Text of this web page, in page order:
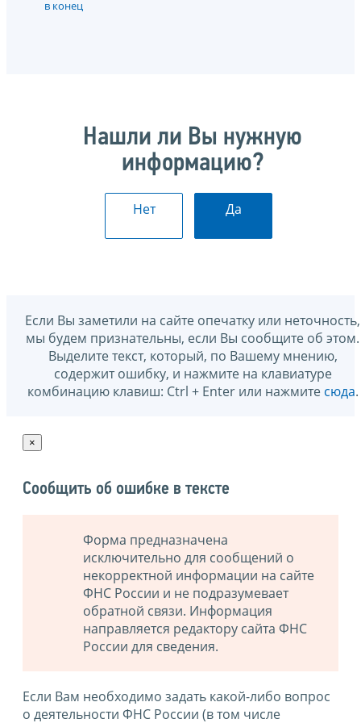
в конец
Нашли ли Вы нужную
информацию?
Нет Да
Если Вы заметили на сайте опечатку или неточность,
мы будем признательны, если Вы сообщите об этом.
Выделите текст, который, по Вашему мнению,
содержит ошибку, и нажмите на клавиатуре
комбинацию клавиш: Ctrl + Enter или нажмите сюда.
×
Сообщить об ошибке в тексте
Форма предназначена
исключительно для сообщений о
некорректной информации на сайте
ФНС России и не подразумевает
обратной связи. Информация
направляется редактору сайта ФНС
России для сведения.
Если Вам необходимо задать какой-либо вопрос
о деятельности ФНС России (в том числе